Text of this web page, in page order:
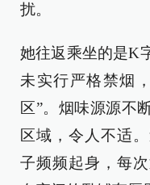
扰。
她往返乘坐的是K
未实行严格禁烟
区”。烟味源源不
区域，令人不适
子频频起身，每